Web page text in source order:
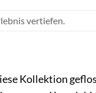
vertiefen.
Kollektion